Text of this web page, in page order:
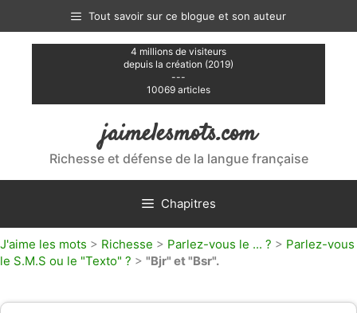
contenu
Tout savoir sur ce blogue et son auteur
4 millions de visiteurs
depuis la création (2019)
---
10069 articles
jaimelesmots.com
Richesse et défense de la langue française
Chapitres
J'aime les mots > Richesse > Parlez-vous le ... ? > Parlez-vous
le S.M.S ou le "Texto" ? > "Bjr" et "Bsr".